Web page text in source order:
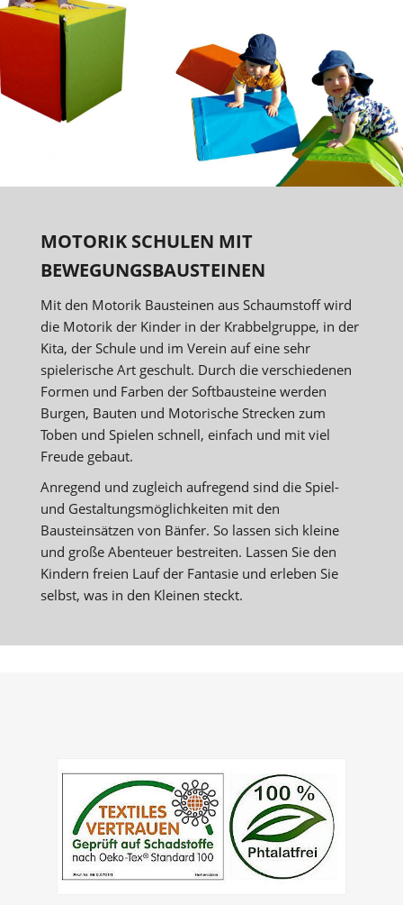
MOTORIK SCHULEN MIT
BEWEGUNGSBAUSTEINEN
Mit den Motorik Bausteinen aus Schaumstoff wird
die Motorik der Kinder in der Krabbelgruppe, in der
Kita, der Schule und im Verein auf eine sehr
spielerische Art geschult. Durch die verschiedenen
Formen und Farben der Softbausteine werden
Burgen, Bauten und Motorische Strecken zum
Toben und Spielen schnell, einfach und mit viel
Freude gebaut.
Anregend und zugleich aufregend sind die Spiel-
und Gestaltungsmöglichkeiten mit den
Bausteinsätzen von Bänfer. So lassen sich kleine
und große Abenteuer bestreiten. Lassen Sie den
Kindern freien Lauf der Fantasie und erleben Sie
selbst, was in den Kleinen steckt.